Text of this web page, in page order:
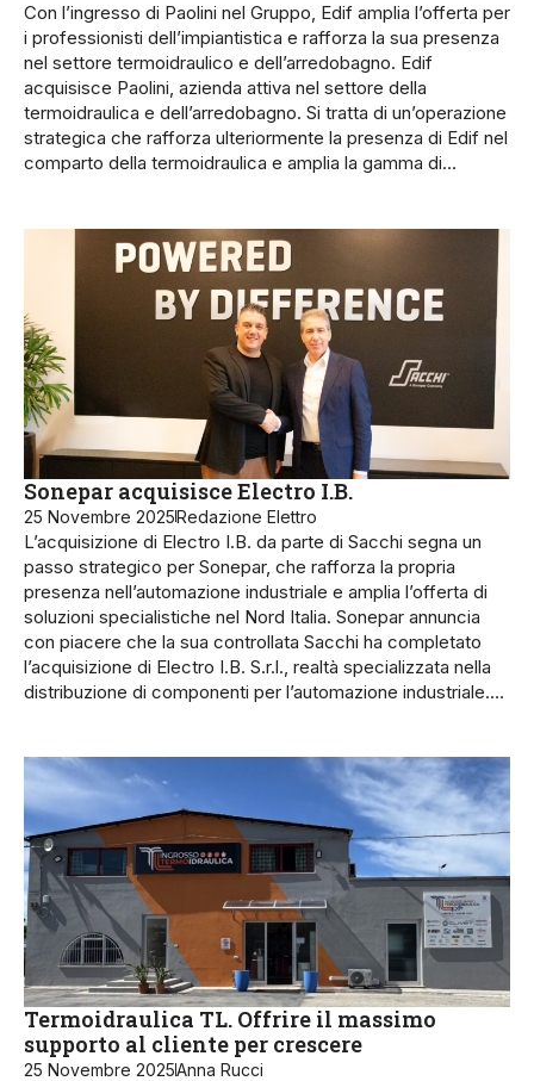
Con l’ingresso di Paolini nel Gruppo, Edif amplia l’offerta per
i professionisti dell’impiantistica e rafforza la sua presenza
nel settore termoidraulico e dell’arredobagno. Edif
acquisisce Paolini, azienda attiva nel settore della
termoidraulica e dell’arredobagno. Si tratta di un’operazione
strategica che rafforza ulteriormente la presenza di Edif nel
comparto della termoidraulica e amplia la gamma di…
Sonepar acquisisce Electro I.B.
25 Novembre 2025Redazione Elettro
L’acquisizione di Electro I.B. da parte di Sacchi segna un
passo strategico per Sonepar, che rafforza la propria
presenza nell’automazione industriale e amplia l’offerta di
soluzioni specialistiche nel Nord Italia. Sonepar annuncia
con piacere che la sua controllata Sacchi ha completato
l’acquisizione di Electro I.B. S.r.l., realtà specializzata nella
distribuzione di componenti per l’automazione industriale.…
Termoidraulica TL. Offrire il massimo
supporto al cliente per crescere
25 Novembre 2025Anna Rucci